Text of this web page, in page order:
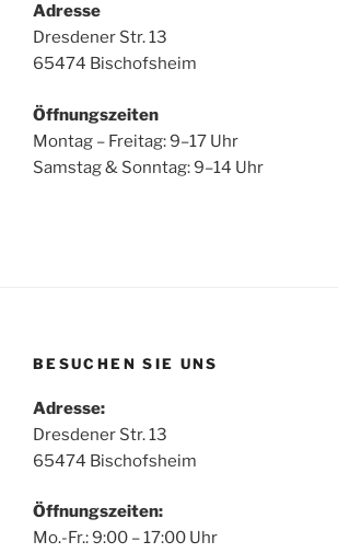
Adresse
Dresdener Str. 13
65474 Bischofsheim
Öffnungszeiten
Montag – Freitag: 9–17 Uhr
Samstag & Sonntag: 9–14 Uhr
BESUCHEN SIE UNS
Adresse:
Dresdener Str. 13
65474 Bischofsheim
Öffnungszeiten:
Mo.-Fr.: 9:00 – 17:00 Uhr